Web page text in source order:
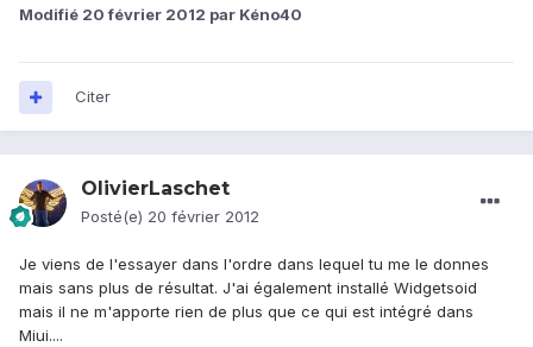
Modifié 20 février 2012 par Kéno40
Citer
OlivierLaschet
Posté(e) 20 février 2012
Je viens de l'essayer dans l'ordre dans lequel tu me le donnes
mais sans plus de résultat. J'ai également installé Widgetsoid
mais il ne m'apporte rien de plus que ce qui est intégré dans
Miui....